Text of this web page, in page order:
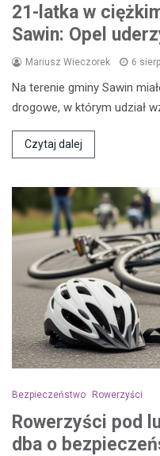
21-latka w
Sawin: Opel
Mariusz Wieczorek 6
Na terenie gminy Sawin
drogowe, w którym udział
Czytaj dalej
Bezpieczeństwo Rowerzyści
Rowerzyści pod
dba o